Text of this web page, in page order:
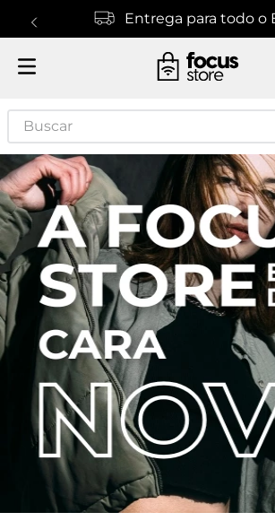
Entrega para todo o
Buscar